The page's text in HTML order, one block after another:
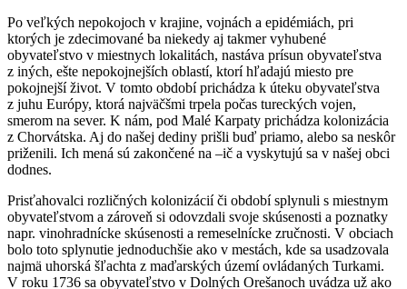
Po veľkých nepokojoch v krajine, vojnách a epidémiách, pri
ktorých je zdecimované ba niekedy aj takmer vyhubené
obyvateľstvo v miestnych lokalitách, nastáva prísun obyvateľstva
z iných, ešte nepokojnejších oblastí, ktorí hľadajú miesto pre
pokojnejší život. V tomto období prichádza k úteku obyvateľstva
z juhu Európy, ktorá najväčšmi trpela počas tureckých vojen,
smerom na sever. K nám, pod Malé Karpaty prichádza kolonizácia
z Chorvátska. Aj do našej dediny prišli buď priamo, alebo sa neskôr
priženili. Ich mená sú zakončené na –ič a vyskytujú sa v našej obci
dodnes.
Prisťahovalci rozličných kolonizácií či období splynuli s miestnym
obyvateľstvom a zároveň si odovzdali svoje skúsenosti a poznatky
napr. vinohradnícke skúsenosti a remeselnícke zručnosti. V obciach
bolo toto splynutie jednoduchšie ako v mestách, kde sa usadzovala
najmä uhorská šľachta z maďarských území ovládaných Turkami.
V roku 1736 sa obyvateľstvo v Dolných Orešanoch uvádza už ako